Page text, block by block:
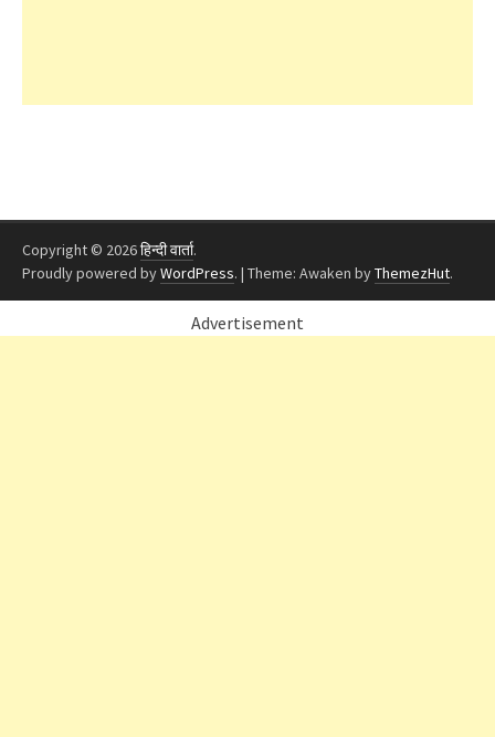
Copyright © 2026हिन्दी वार्ता.
Proudly powered byWordPress. | Theme: Awaken byThemezHut.
Advertisement